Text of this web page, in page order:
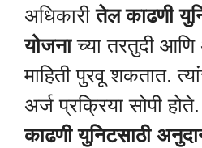
अधिकारीतेल काढणी
योजनाच्या तरतुदी आणि
माहिती पुरवू शकतात.
अर्ज प्रक्रिया सोपी
काढणी युनिटसाठी